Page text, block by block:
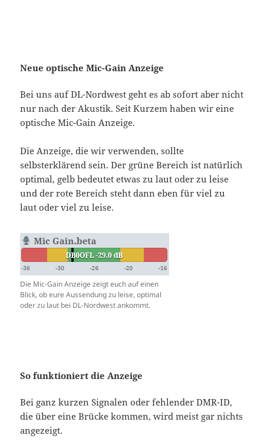
Neue optische Mic-Gain Anzeige
Bei uns auf DL-Nordwest geht es ab sofort aber nicht
nur nach der Akustik. Seit Kurzem haben wir eine
optische Mic-Gain Anzeige.
Die Anzeige, die wir verwenden, sollte
selbsterklärend sein. Der grüne Bereich ist natürlich
optimal, gelb bedeutet etwas zu laut oder zu leise
und der rote Bereich steht dann eben für viel zu
laut oder viel zu leise.
Die Mic-Gain Anzeige zeigt euch auf einen
Blick, ob eure Aussendung zu leise, optimal
oder zu laut bei DL-Nordwest ankommt.
So funktioniert die Anzeige
Bei ganz kurzen Signalen oder fehlender DMR-ID,
die über eine Brücke kommen, wird meist gar nichts
angezeigt.